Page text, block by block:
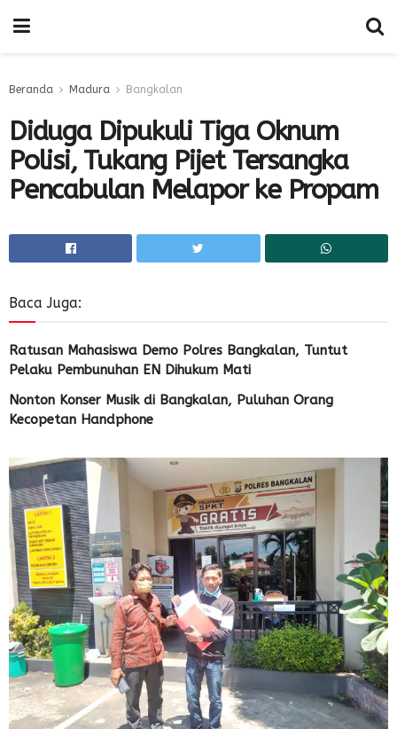
Beranda Madura Bangkalan
Diduga Dipukuli Tiga Oknum
Polisi, Tukang Pijet Tersangka
Pencabulan Melapor ke Propam
Baca Juga:
Ratusan Mahasiswa Demo Polres Bangkalan, Tuntut
Pelaku Pembunuhan EN Dihukum Mati
Nonton Konser Musik di Bangkalan, Puluhan Orang
Kecopetan Handphone